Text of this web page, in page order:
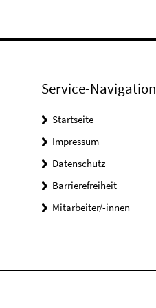
Service-Navigation
Startseite
Impressum
Datenschutz
Barrierefreiheit
Mitarbeiter/-innen